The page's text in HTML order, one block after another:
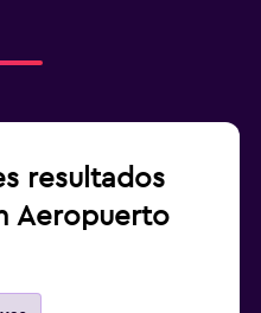
resultados
Aeropuerto